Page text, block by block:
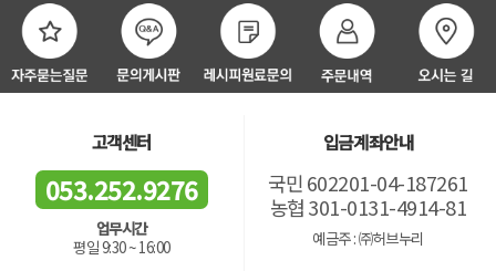
고객센터
053.252.9276
업무시간
평일 9:30 ~ 16:00
입금계좌안내
국민 602201-04-187261
농협 301-0131-4914-81
예금주 : ㈜허브누리